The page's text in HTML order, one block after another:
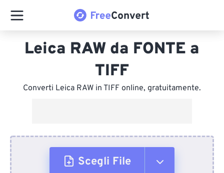
Leica RAW da FONTE a
TIFF
Converti Leica RAW in TIFF online, gratuitamente.
Scegli File